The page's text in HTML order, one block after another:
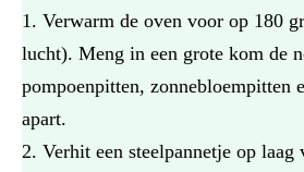
Verwarm de oven voor op 180
lucht). Meng in een grote kom de
pompoenpitten, zonnebloempitten
apart.
Verhit een steelpannetje op laag